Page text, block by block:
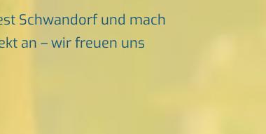
Schwandorf und mach
an – wir freuen uns